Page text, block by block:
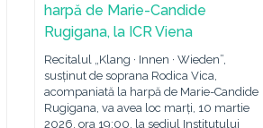
harpă de Marie-Candide
Rugigana, la ICR Viena
Recitalul „Klang · Innen · Wieden”,
susținut de soprana Rodica Vica,
acompaniată la harpă de Marie-Candide
Rugigana, va avea loc marți, 10 martie
2026, ora 19:00, la sediul Institutului